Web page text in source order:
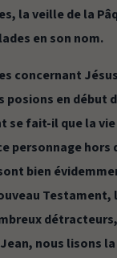
la veille de la
en son nom.
concernant
en début
fait-il que la
personnage
bien
Testament,
nous lisons